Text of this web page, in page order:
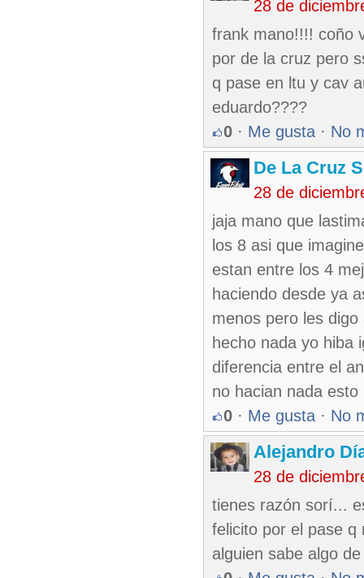
28 de
frank mano!!!! coño
por de la cruz pero
q pase en ltu y cav
eduardo????
0 · Me gusta · No
De La Cruz
28 de
jaja mano que
los 8 asi que
estan entre los 4
haciendo desde ya
menos pero les
hecho nada yo hiba
diferencia entre el
no hacian nada
0 · Me gusta · No
Alejandro
28 de
tienes razón sorí...
felicito por el pase q
alguien sabe algo